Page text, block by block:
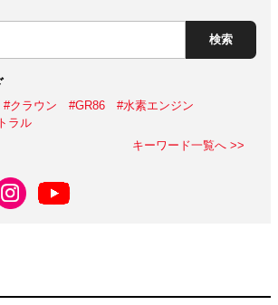
検索
#クラウン #GR86
#水素エンジン
ラル
キーワード一覧へ >>